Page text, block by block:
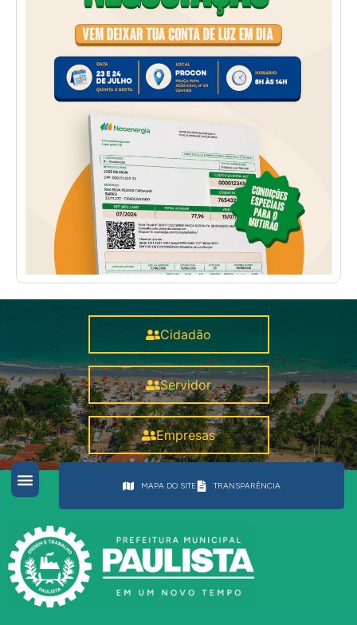
Cidadão
Servidor
Empresas
MAPA DO SITE TRANSPARÊNCIA